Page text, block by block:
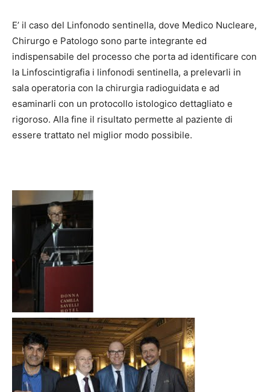
E’ il caso del Linfonodo sentinella, dove Medico Nucleare,
Chirurgo e Patologo sono parte integrante ed
indispensabile del processo che porta ad identificare con
la Linfoscintigrafia i linfonodi sentinella, a prelevarli in
sala operatoria con la chirurgia radioguidata e ad
esaminarli con un protocollo istologico dettagliato e
rigoroso. Alla fine il risultato permette al paziente di
essere trattato nel miglior modo possibile.